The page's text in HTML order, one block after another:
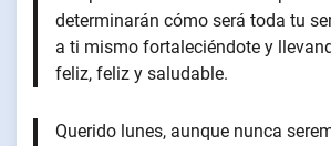
determinarán cómo será toda tu
a ti mismo fortaleciéndote y
feliz, feliz y saludable.
Querido lunes, aunque nunca